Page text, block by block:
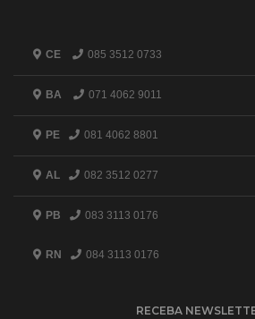
CE 085 3512 0733
BA 071 4062 9011
PE 081 4062 8801
AL 082 3512 0277
PB 083 3113 0176
RN 084 3113 0176
RECEBA